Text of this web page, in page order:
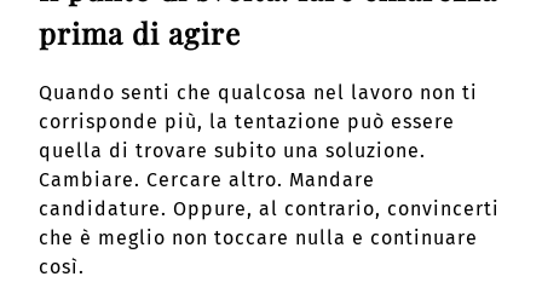
prima di agire
Quando senti che qualcosa nel lavoro non ti
corrisponde più, la tentazione può essere
quella di trovare subito una soluzione.
Cambiare. Cercare altro. Mandare
candidature. Oppure, al contrario, convincerti
che è meglio non toccare nulla e continuare
così.